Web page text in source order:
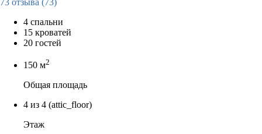
4 спальни
15 кроватей
20 гостей
150 м2
Общая площадь
4 из 4 (attic_floor)
Этаж